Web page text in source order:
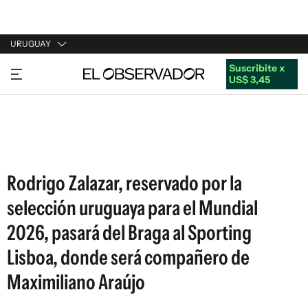
URUGUAY
URUGUAY
ARGENTINA
Suscribite x
US$ 3,45
Rodrigo Zalazar, reservado por la
selección uruguaya para el Mundial
2026, pasará del Braga al Sporting
Lisboa, donde será compañero de
Maximiliano Araújo